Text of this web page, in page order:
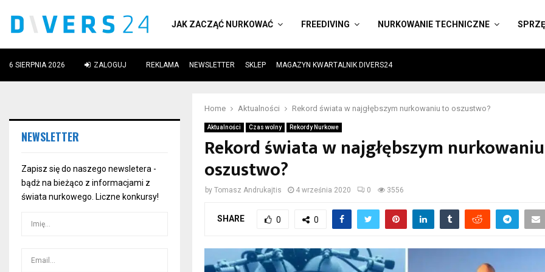
JAK ZACZĄĆ NURKOWAĆ FREEDIVING NURKOWANIE TECHNICZNE
6 SIERPNIA 2026 ZALOGUJ REKLAMA NEWSLETTER SKLEP MAGAZYN KWARTALNIK DIVERS24
Home Aktualności Rekord świata w najgłębszym nurkowaniu to oszustwo?
Aktualności Czas wolny Rekordy Nurkowe
Rekord świata w najgłębszym
oszustwo?
byTomasz Andrukajtis 4 września 2020 0 3556
SHARE 0 0
NEWSLETTER
Zapisz się do naszego newsletera -
bądż na bieżąco z informacjami z
świata nurkowego. Liczne konkursy!